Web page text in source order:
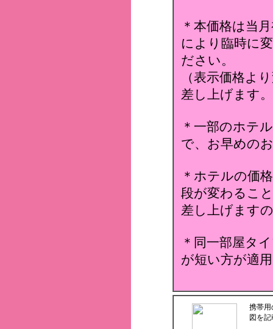
＊本価格は当
により臨時に
ださい。
（表示価格よ
差し上げます
＊一部のホテ
で、お早めの
＊ホテルの価
段が変わるこ
差し上げます
＊同一部屋タ
が短い方が適
携帯用
図を